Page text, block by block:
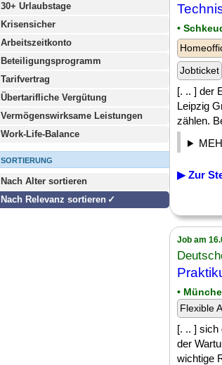
30+ Urlaubstage
Krisensicher
Arbeitszeitkonto
Beteiligungsprogramm
Tarifvertrag
Übertarifliche Vergütung
Vermögenswirksame Leistungen
Work-Life-Balance
SORTIERUNG
Nach Alter sortieren
Nach Relevanz sortieren
•
Jobticket
[. .. ] der
Leipzig
zählen.
▶ Zur
Job am
•
Flexible
[. .. ] sich
der
wichtige